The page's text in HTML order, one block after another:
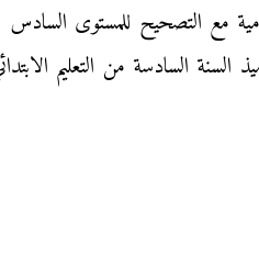
السادسة من التعليم